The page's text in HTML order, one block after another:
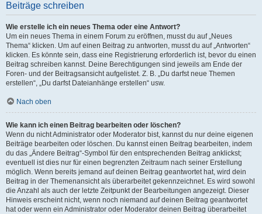
Beiträge schreiben
Wie erstelle ich ein neues Thema oder eine Antwort?
Um ein neues Thema in einem Forum zu eröffnen, musst du auf „Neues
Thema“ klicken. Um auf einen Beitrag zu antworten, musst du auf „Antworten“
klicken. Es könnte sein, dass eine Registrierung erforderlich ist, bevor du einen
Beitrag schreiben kannst. Deine Berechtigungen sind jeweils am Ende der
Foren- und der Beitragsansicht aufgelistet. Z. B. „Du darfst neue Themen
erstellen“, „Du darfst Dateianhänge erstellen“ usw.
Nach oben
Wie kann ich einen Beitrag bearbeiten oder löschen?
Wenn du nicht Administrator oder Moderator bist, kannst du nur deine eigenen
Beiträge bearbeiten oder löschen. Du kannst einen Beitrag bearbeiten, indem
du das „Ändere Beitrag“-Symbol für den entsprechenden Beitrag anklickst;
eventuell ist dies nur für einen begrenzten Zeitraum nach seiner Erstellung
möglich. Wenn bereits jemand auf deinen Beitrag geantwortet hat, wird dein
Beitrag in der Themenansicht als überarbeitet gekennzeichnet. Es wird sowohl
die Anzahl als auch der letzte Zeitpunkt der Bearbeitungen angezeigt. Dieser
Hinweis erscheint nicht, wenn noch niemand auf deinen Beitrag geantwortet
hat oder wenn ein Administrator oder Moderator deinen Beitrag überarbeitet